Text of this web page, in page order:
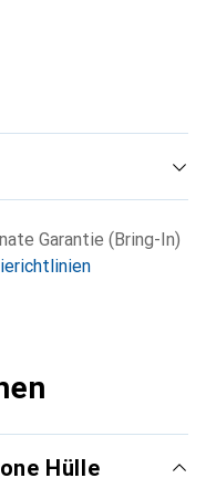
Garantie (Bring-In)
Hülle